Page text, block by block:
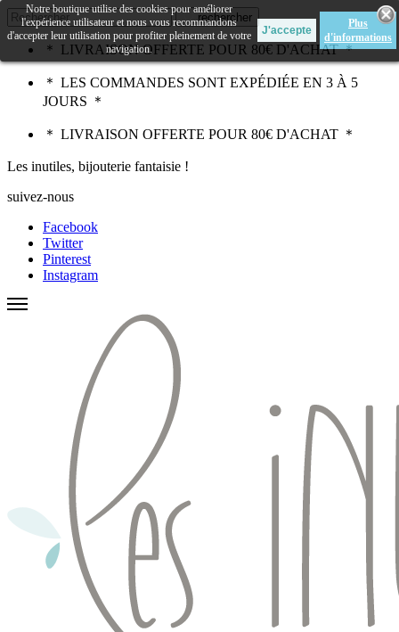
rechercher
＊ LIVRAISON OFFERTE POUR 80€ D'ACHAT ＊
＊ LES COMMANDES SONT EXPÉDIÉE EN 3 À 5
JOURS ＊
＊ LIVRAISON OFFERTE POUR 80€ D'ACHAT ＊
Les inutiles, bijouterie fantaisie !
suivez-nous
Facebook
Twitter
Pinterest
Instagram
Notre boutique utilise des cookies pour améliorer
l'expérience utilisateur et nous vous recommandons
d'accepter leur utilisation pour profiter pleinement de votre
navigation.
Plus
d'informations